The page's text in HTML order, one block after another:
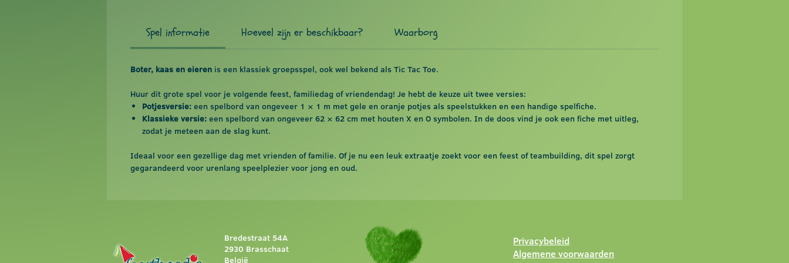
Spel informatie Hoeveel zijn er beschikbaar? Waarborg
Boter, kaas en eieren is een klassiek groepsspel, ook wel bekend als Tic Tac Toe.
Huur dit grote spel voor je volgende feest, familiedag of vriendendag! Je hebt de keuze uit twee versies:
Potjesversie: een spelbord van ongeveer 1 × 1 m met gele en oranje potjes als speelstukken en een handige spelfiche.
Klassieke versie: een spelbord van ongeveer 62 × 62 cm met houten X en O symbolen. In de doos vind je ook een fiche met uitleg,
zodat je meteen aan de slag kunt.
Ideaal voor een gezellige dag met vrienden of familie. Of je nu een leuk extraatje zoekt voor een feest of teambuilding, dit spel zorgt
gegarandeerd voor urenlang speelplezier voor jong en oud.
Bredestraat 54A
2930 Brasschaat
België
Privacybeleid
Algemene voorwaarden